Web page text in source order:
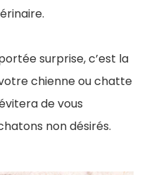
surprise, c’est la
chienne ou chatte
de vous
non désirés.